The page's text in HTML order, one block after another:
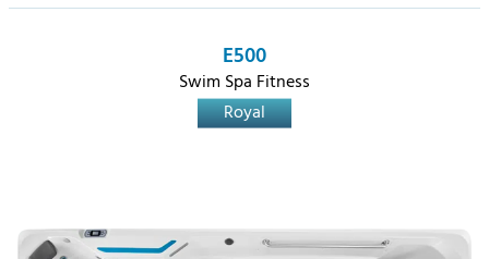
E500
Swim Spa Fitness
Royal